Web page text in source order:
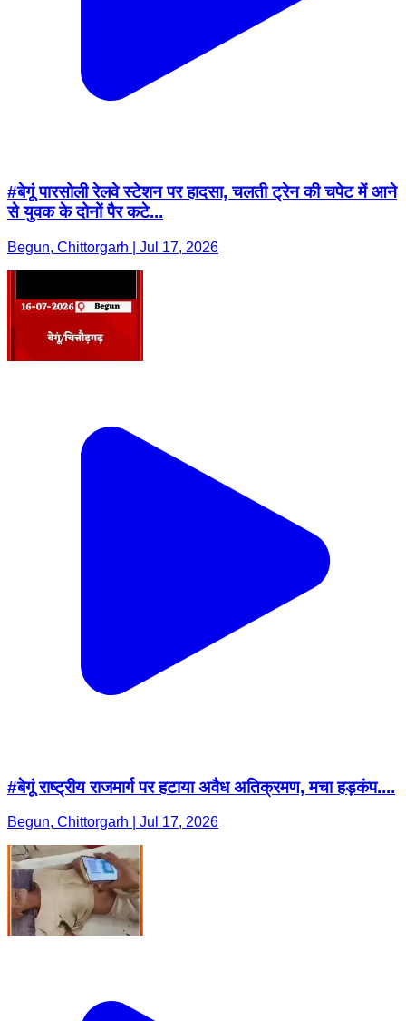
#बेगूं पारसोली रेलवे स्टेशन पर हादसा, चलती ट्रेन की चपेट में आने
से युवक के दोनों पैर कटे...
Begun, Chittorgarh | Jul 17, 2026
#बेगूं राष्ट्रीय राजमार्ग पर हटाया अवैध अतिक्रमण, मचा हड़कंप....
Begun, Chittorgarh | Jul 17, 2026